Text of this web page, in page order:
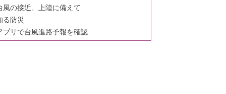
風の接近、上陸に備えて
る防災
プリで台風進路予報を確認